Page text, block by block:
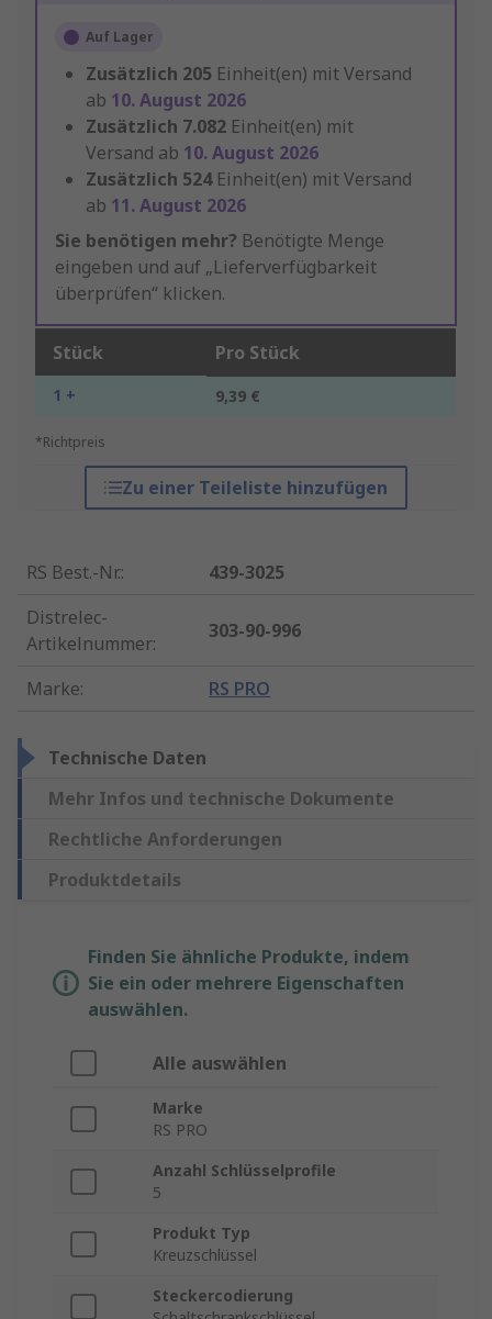
Auf Lager
Zusätzlich 205 Einheit(en) mit Versand
ab 10. August 2026
Zusätzlich 7.082 Einheit(en) mit
Versand ab 10. August 2026
Zusätzlich 524 Einheit(en) mit Versand
ab 11. August 2026
Sie benötigen mehr? Benötigte Menge
eingeben und auf „Lieferverfügbarkeit
überprüfen“ klicken.
Stück Pro Stück
1 + 9,39 €
*Richtpreis
Zu einer Teileliste hinzufügen
RS Best.-Nr.:
439-3025
Distrelec-
Artikelnummer:
303-90-996
Marke: RS PRO
Technische Daten
Mehr Infos und technische Dokumente
Rechtliche Anforderungen
Produktdetails
Finden Sie ähnliche Produkte, indem
Sie ein oder mehrere Eigenschaften
auswählen.
Alle auswählen
Marke
RS PRO
Anzahl Schlüsselprofile
5
Produkt Typ
Kreuzschlüssel
Steckercodierung